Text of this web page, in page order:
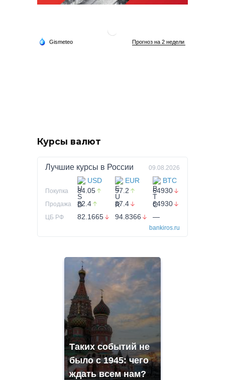
Курсы валют
Лучшие курсы в России 09.08.2026
USD EUR BTC
Покупка 84.05 97.2 64930
Продажа 82.4 87.4 64930
ЦБ РФ 82.1665 94.8366 —
bankiros.ru
Таких событий не
было с 1945: чего
ждать всем нам?